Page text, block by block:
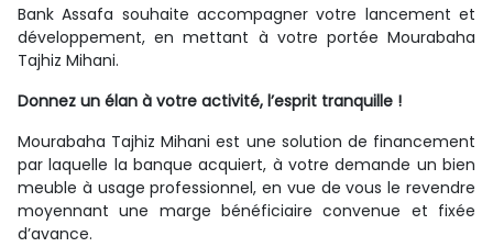
Bank Assafa souhaite accompagner votre lancement et
développement, en mettant à votre portée Mourabaha
Tajhiz Mihani.
Donnez un élan à votre activité, l’esprit tranquille !
Mourabaha Tajhiz Mihani est une solution de financement
par laquelle la banque acquiert, à votre demande un bien
meuble à usage professionnel, en vue de vous le revendre
moyennant une marge bénéficiaire convenue et fixée
d’avance.